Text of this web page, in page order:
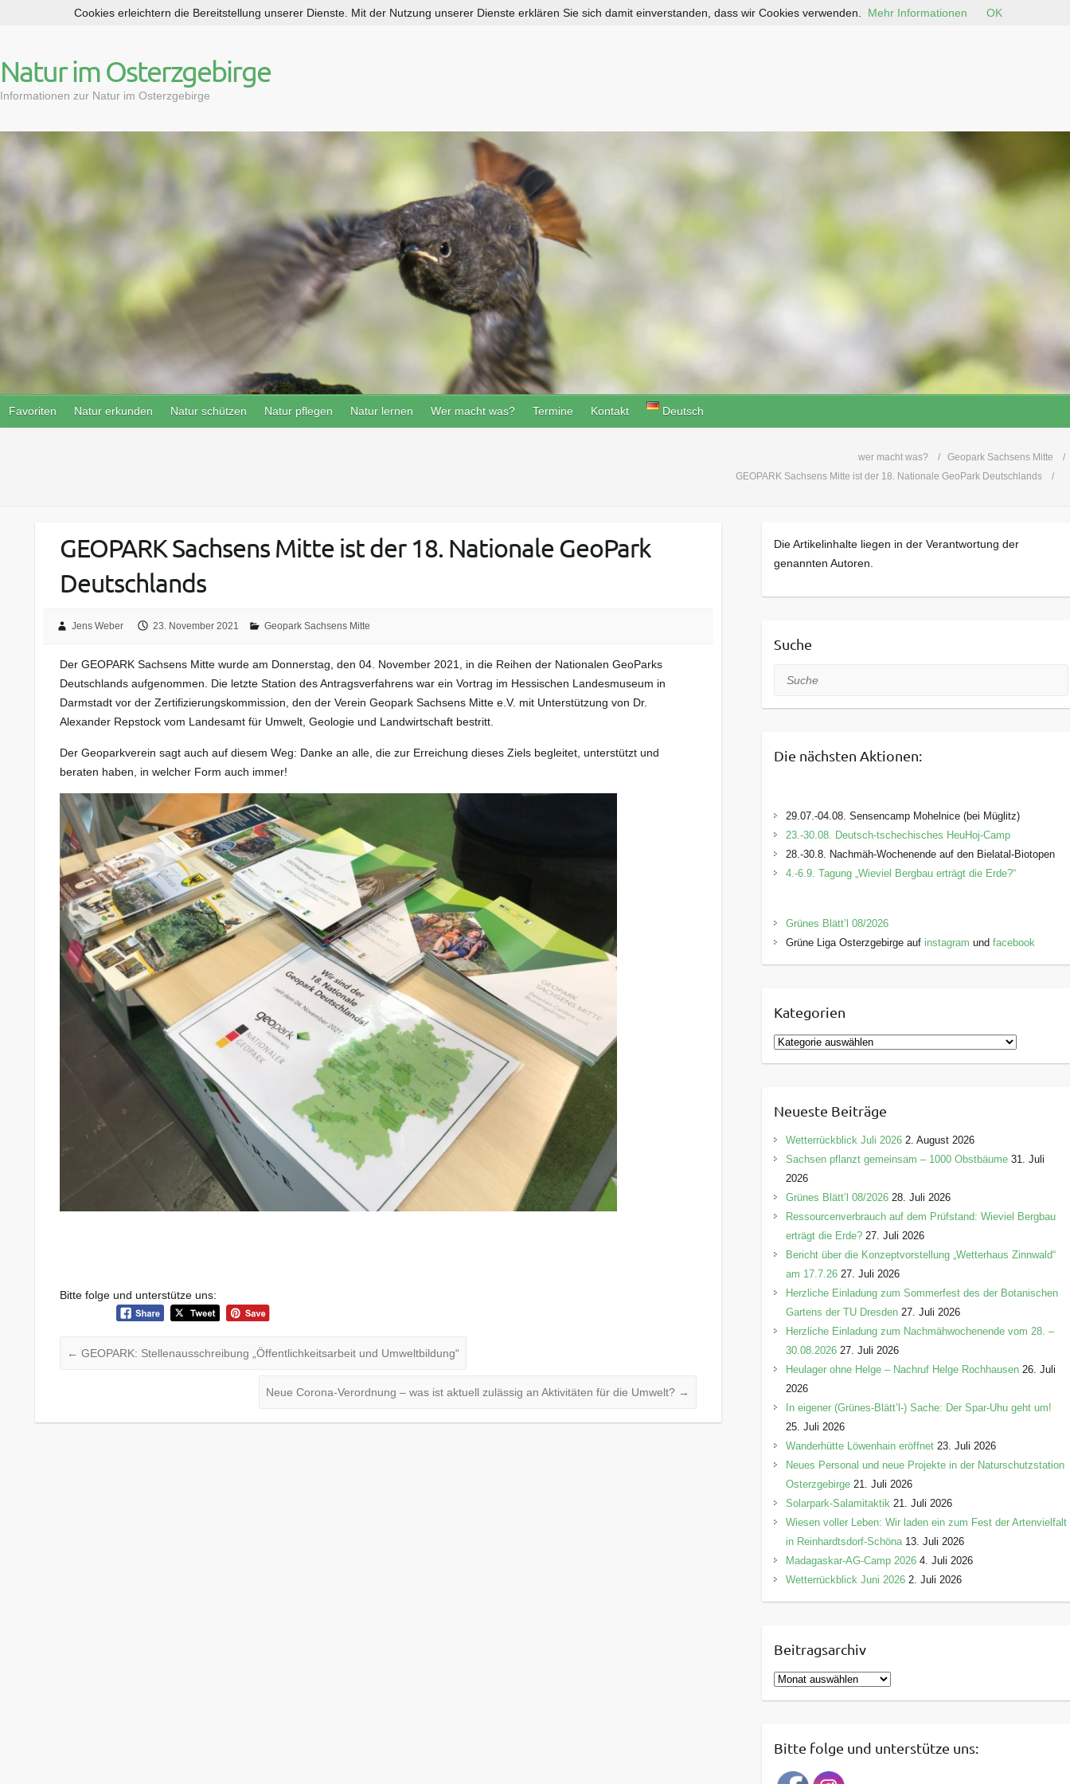
p
t
c
Natur im Osterzgebirge
Informationen zur Natur im Osterzgebirge
Favoriten Natur erkunden Natur schützen Natur pflegen Natur lernen Wer macht was? Termine Kontakt Deutsch
wer macht was?
Geopark Sachsens Mitte
GEOPARK Sachsens Mitte ist der 18. Nationale GeoPark Deutschlands
GEOPARK Sachsens Mitte ist der 18. Nationale GeoPark
Deutschlands
Jens Weber 23. November 2021 Geopark Sachsens Mitte
Der GEOPARK Sachsens Mitte wurde am Donnerstag, den 04. November 2021, in die Reihen der Nationalen GeoParks
Deutschlands aufgenommen. Die letzte Station des Antragsverfahrens war ein Vortrag im Hessischen Landesmuseum in
Darmstadt vor der Zertifizierungskommission, den der Verein Geopark Sachsens Mitte e.V. mit Unterstützung von Dr.
Alexander Repstock vom Landesamt für Umwelt, Geologie und Landwirtschaft bestritt.
Der Geoparkverein sagt auch auf diesem Weg: Danke an alle, die zur Erreichung dieses Ziels begleitet, unterstützt und
beraten haben, in welcher Form auch immer!
Bitte folge und unterstütze uns:
← GEOPARK: Stellenausschreibung „Öffentlichkeitsarbeit und Umweltbildung“
Neue Corona-Verordnung – was ist aktuell zulässig an Aktivitäten für die Umwelt? →
Die Artikelinhalte liegen in der Verantwortung der
genannten Autoren.
Suche
Suche
Die nächsten Aktionen:
29.07.-04.08. Sensencamp Mohelnice (bei Müglitz)
23.-30.08. Deutsch-tschechisches HeuHoj-Camp
28.-30.8. Nachmäh-Wochenende auf den Bielatal-Biotopen
4.-6.9. Tagung „Wieviel Bergbau erträgt die Erde?“
Grünes Blätt’l 08/2026
Grüne Liga Osterzgebirge auf instagram und facebook
Kategorien
K
a
g
o
r
e
n
Neueste Beiträge
Wetterrückblick Juli 2026 2. August 2026
Sachsen pflanzt gemeinsam – 1000 Obstbäume 31. Juli
2026
Grünes Blätt’l 08/2026 28. Juli 2026
Ressourcenverbrauch auf dem Prüfstand: Wieviel Bergbau
erträgt die Erde? 27. Juli 2026
Bericht über die Konzeptvorstellung „Wetterhaus Zinnwald“
am 17.7.26 27. Juli 2026
Herzliche Einladung zum Sommerfest des der Botanischen
Gartens der TU Dresden 27. Juli 2026
Herzliche Einladung zum Nachmähwochenende vom 28. –
30.08.2026 27. Juli 2026
Heulager ohne Helge – Nachruf Helge Rochhausen 26. Juli
2026
In eigener (Grünes-Blätt’l-) Sache: Der Spar-Uhu geht um!
25. Juli 2026
Wanderhütte Löwenhain eröffnet 23. Juli 2026
Neues Personal und neue Projekte in der Naturschutzstation
Osterzgebirge 21. Juli 2026
Solarpark-Salamitaktik 21. Juli 2026
Wiesen voller Leben: Wir laden ein zum Fest der Artenvielfalt
in Reinhardtsdorf-Schöna 13. Juli 2026
Madagaskar-AG-Camp 2026 4. Juli 2026
Wetterrückblick Juni 2026 2. Juli 2026
Beitragsarchiv
B
e
r
a
Bitte folge und unterstütze uns:
Cookies erleichtern die Bereitstellung unserer Dienste. Mit der Nutzung unserer Dienste erklären Sie sich damit einverstanden, dass wir Cookies verwenden. Mehr Informationen OK